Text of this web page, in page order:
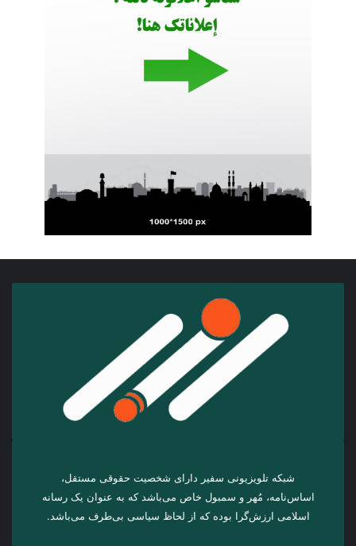
شبکه تلویزیونی سفیر دارای شخصیت حقوقی مستقل،
اساس‌نامه، مُهر و سمبول خاص می‌باشد که به عنوان یک رسانه
اسلامی ارزش‌گرا بوده که از لحاظ سیاسی بی‌طرف می‌باشد.